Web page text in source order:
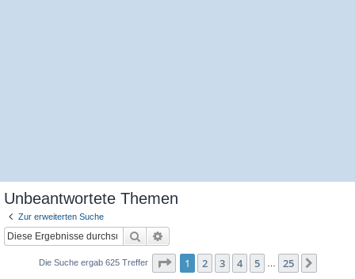
Unbeantwortete Themen
Zur erweiterten Suche
Suche
Die Suche ergab 625 Treffer Seite 1von 25
1 2 3 4 5 25